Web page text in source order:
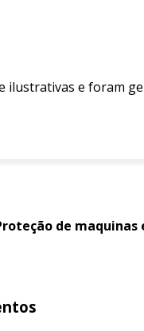
ilustrativas e foram
de maquinas